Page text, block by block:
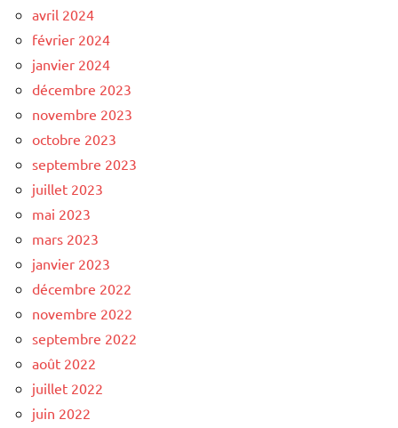
avril 2024
février 2024
janvier 2024
décembre 2023
novembre 2023
octobre 2023
septembre 2023
juillet 2023
mai 2023
mars 2023
janvier 2023
décembre 2022
novembre 2022
septembre 2022
août 2022
juillet 2022
juin 2022